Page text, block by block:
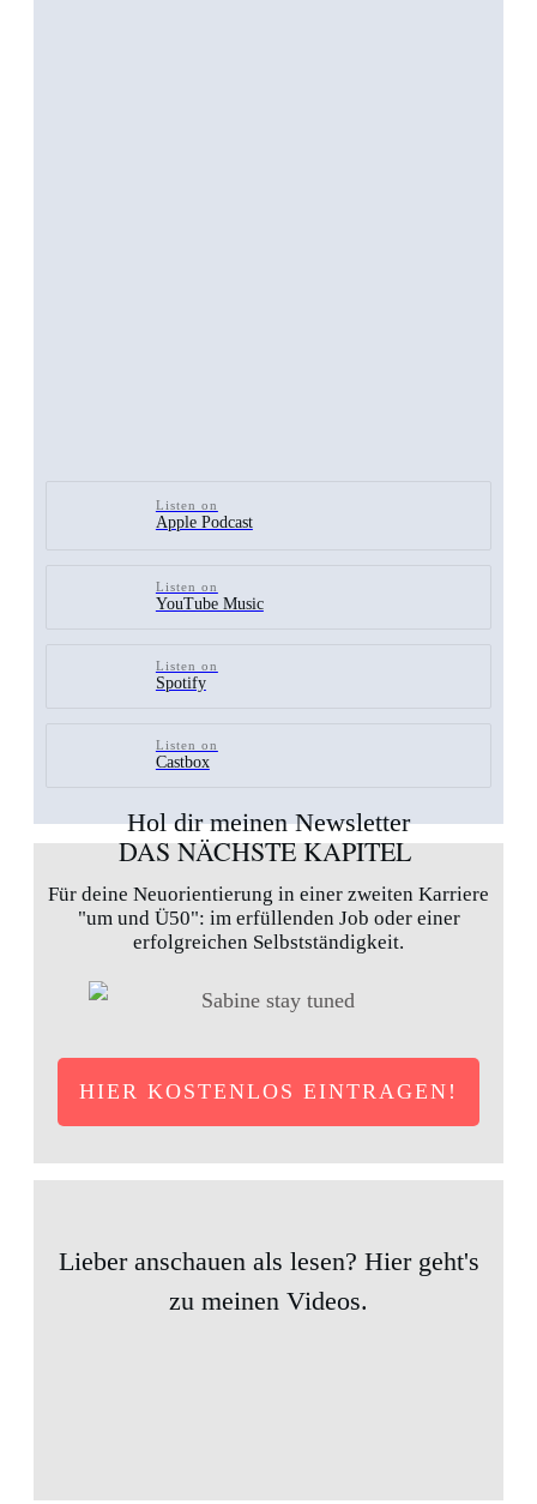
Listen on
Apple Podcast
Listen on
YouTube Music
Listen on
Spotify
Listen on
Castbox
Hol dir meinen Newsletter
DAS NÄCHSTE KAPITEL
Für deine Neuorientierung in einer zweiten Karriere
"um und Ü50": im erfüllenden Job oder einer
erfolgreichen Selbstständigkeit.
HIER KOSTENLOS EINTRAGEN!
Lieber anschauen als lesen? Hier geht's
zu meinen Videos.